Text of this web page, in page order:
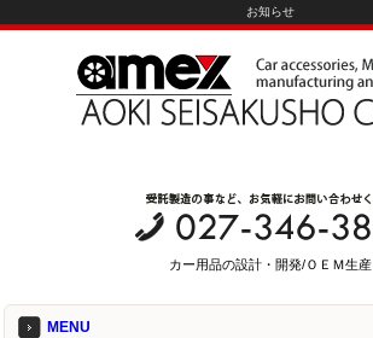
お知らせ
カー用品の設計・開発/ＯＥＭ生産
MENU